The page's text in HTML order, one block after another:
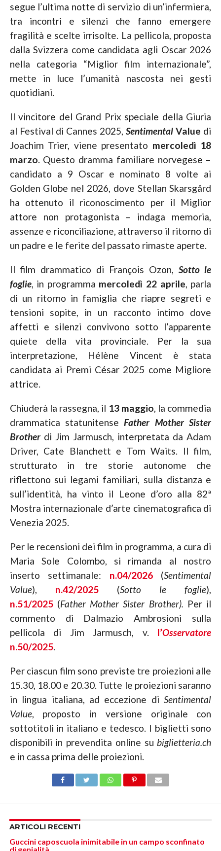
segue l’ultima notte di servizio di un’infermiera,
tra incontri e silenzi che fanno emergere
fragilità e scelte irrisolte. La pellicola, proposta
dalla Svizzera come candidata agli Oscar 2026
nella categoria “Miglior film internazionale”,
mette in luce l’umanità nascosta nei gesti
quotidiani.
Il vincitore del Grand Prix speciale della Giuria
al Festival di Cannes 2025,Sentimental Value di
Joachim Trier, viene presentato mercoledì 18
marzo . Questo dramma familiare norvegese –
candidato a 9 Oscar e nominato 8 volte ai
Golden Globe nel 2026, dove Stellan Skarsgård
ha ottenuto il riconoscimento per il Miglior
attore non protagonista – indaga memoria,
assenze e riconciliazione, attraverso il ritorno di
un padre e le ferite del passato rimaste aperte.
Il film drammatico di François Ozon, Sotto le
foglie, in programma mercoledì 22 aprile , parla
di un ritorno in famiglia che riapre segreti e
tensioni sopite, in un racconto intimo dove
affetti e silenzi convivono sotto l’apparente
quiete della vita provinciale. Per la sua
interpretazione, Hélène Vincent è stata
candidata ai Premi César 2025 come Migliore
attrice.
Chiuderà la rassegna, il 13 maggio , la commedia
drammatica statunitense Father Mother Sister
Brotherdi Jim Jarmusch, interpretata da Adam
Driver, Cate Blanchett e Tom Waits. Il film,
strutturato in tre storie autonome che
riflettono sui legami familiari, sulla distanza e
sull’identità, ha vinto il Leone d’oro alla 82ª
Mostra internazionale d’arte cinematografica di
Venezia 2025.
Per le recensioni dei film in programma, a cura di
Maria Sole Colombo, si rimanda al nostro
inserto settimanale: n.04/2026(Sentimental
Value), n.42/2025(Sotto le foglie),
n.51/2025(Father Mother Sister Brother). Per il
commento di Dalmazio Ambrosioni sulla
pellicola di Jim Jarmusch, v. l’Osservatore
n.50/2025.
Per ciascun film sono previste tre proiezioni alle
15.30, 18.00 e 20.30. Tutte le proiezioni saranno
in lingua italiana, ad eccezione diSentimental
Value, proposto in versione originale con
sottotitoli in italiano e tedesco. I biglietti sono
disponibili in prevendita online su biglietteria.ch
e in cassa prima delle proiezioni.
ARTICOLI RECENTI
Guccini caposcuola inimitabile in un campo sconfinato
di genialità